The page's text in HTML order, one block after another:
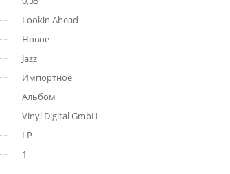
Lookin Ahead
Новое
Jazz
Импортное
Альбом
Vinyl Digital GmbH
LP
1